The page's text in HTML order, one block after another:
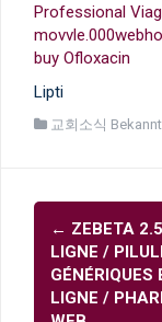
Professional
buy Ofloxacin
Lipti
교회소식
글
내
비
← ZEBETA
LIGNE /
GÉNÉRIQUES
LIGNE /